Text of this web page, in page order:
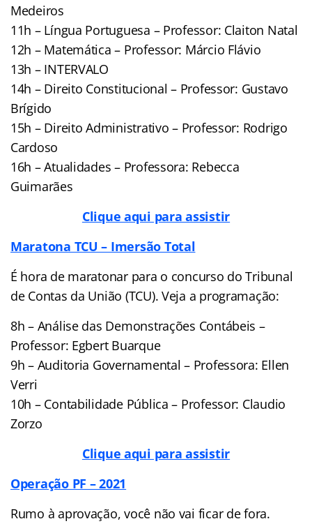
Medeiros
11h – Língua Portuguesa – Professor: Claiton Natal
12h – Matemática – Professor: Márcio Flávio
13h – INTERVALO
14h – Direito Constitucional – Professor: Gustavo
Brígido
15h – Direito Administrativo – Professor: Rodrigo
Cardoso
16h – Atualidades – Professora: Rebecca
Guimarães
Clique aqui para assistir
Maratona TCU – Imersão Total
É hora de maratonar para o concurso do Tribunal
de Contas da União (TCU). Veja a programação:
8h – Análise das Demonstrações Contábeis –
Professor: Egbert Buarque
9h – Auditoria Governamental – Professora: Ellen
Verri
10h – Contabilidade Pública – Professor: Claudio
Zorzo
Clique aqui para assistir
Operação PF – 2021
Rumo à aprovação, você não vai ficar de fora.